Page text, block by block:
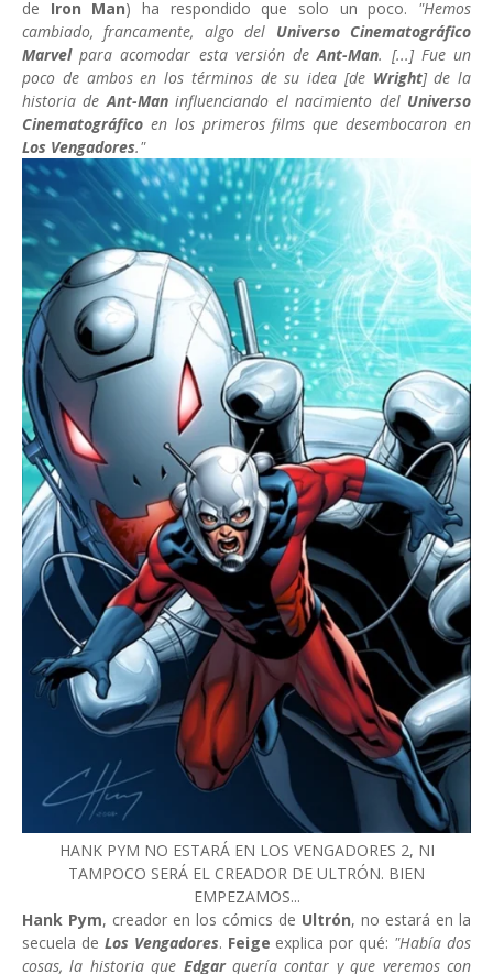
de Iron Man) ha respondido que solo un poco. "Hemos
cambiado, francamente, algo del Universo Cinematográfico
Marvelpara acomodar esta versión deAnt-Man. [...] Fue un
poco de ambos en los términos de su idea [de Wright] de la
historia deAnt-Maninfluenciando el nacimiento del Universo
Cinematográfico en los primeros films que desembocaron en
Los Vengadores."
HANK PYM NO ESTARÁ EN LOS VENGADORES 2, NI
TAMPOCO SERÁ EL CREADOR DE ULTRÓN. BIEN
EMPEZAMOS...
Hank Pym, creador en los cómics de Ultrón, no estará en la
secuela de Los Vengadores. Feige explica por qué: "Había dos
cosas, la historia que Edgarquería contar y que veremos con